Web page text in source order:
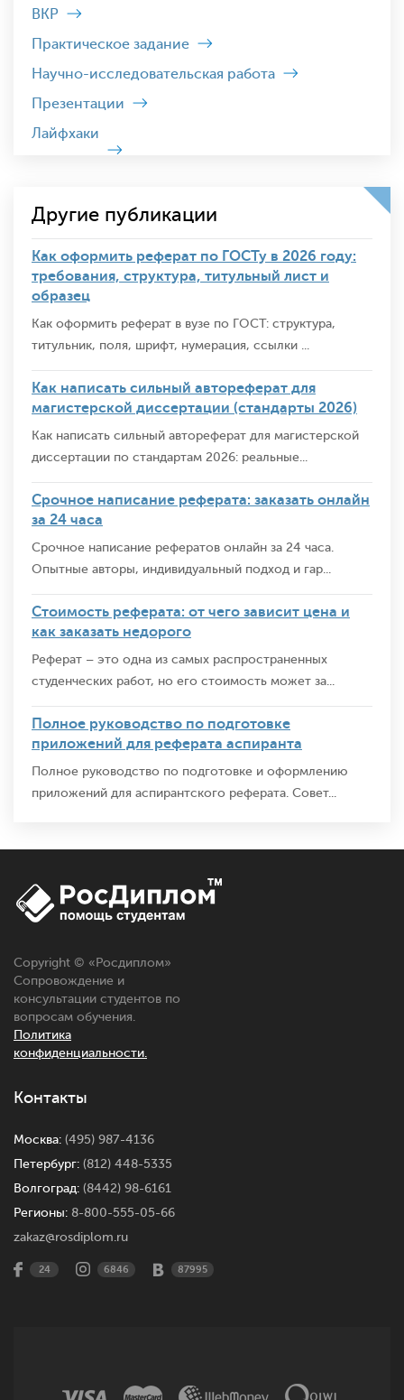
ВКР
Практическое задание
Научно-исследовательская работа
Презентации
Лайфхаки
Другие публикации
Как оформить реферат по ГОСТу в 2026 году:
требования, структура, титульный лист и
образец
Как оформить реферат в вузе по ГОСТ: структура,
титульник, поля, шрифт, нумерация, ссылки ...
Как написать сильный автореферат для
магистерской диссертации (стандарты 2026)
Как написать сильный автореферат для магистерской
диссертации по стандартам 2026: реальные...
Срочное написание реферата: заказать онлайн
за 24 часа
Срочное написание рефератов онлайн за 24 часа.
Опытные авторы, индивидуальный подход и гар...
Стоимость реферата: от чего зависит цена и
как заказать недорого
Реферат – это одна из самых распространенных
студенческих работ, но его стоимость может за...
Полное руководство по подготовке
приложений для реферата аспиранта
Полное руководство по подготовке и оформлению
приложений для аспирантского реферата. Совет...
Copyright © « Росдиплом»
Сопровождение и
консультации студентов по
вопросам обучения.
Политика
конфиденциальности.
Контакты
Москва: (495) 987-4136
Петербург: (812) 448-5335
Волгоград: (8442) 98-6161
Регионы: 8-800-555-05-66
zakaz@rosdiplom.ru
24 6846 87995